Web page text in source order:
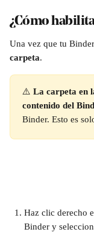
¿Cómo
Una vez que tu
carpeta.
⚠️ La carpeta en
contenido del
Binder. Esto es
Haz clic derecho
Binder y